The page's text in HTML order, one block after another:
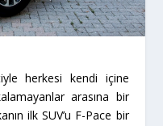
herkesi kendi içine
arasına bir
ilk SUV’u F-Pace bir